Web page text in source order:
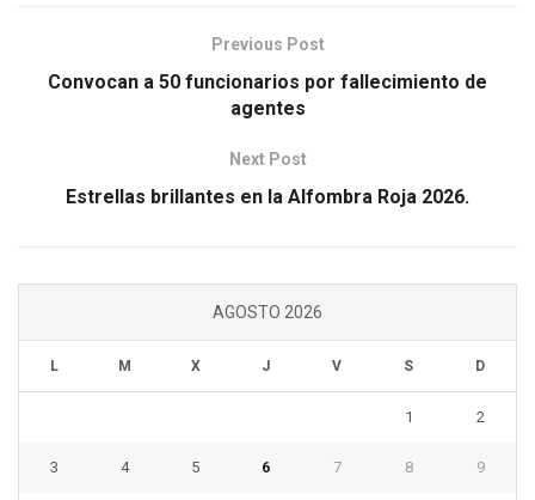
Previous Post
Convocan a 50 funcionarios por fallecimiento de
agentes
Next Post
Estrellas brillantes en la Alfombra Roja 2026.
AGOSTO 2026
L M X J V S D
1 2
3 4 5 6 7 8 9